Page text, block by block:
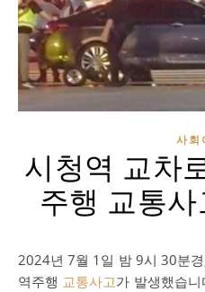
사회
시청역 교차
주행 교통사
2024년 7월 1일 밤 9시 30분경, 서울 시청역 교차로에서 대형
역주행 교통사고가 발생했습